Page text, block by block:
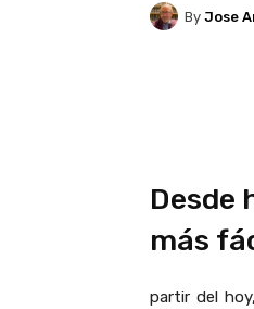
By Jose
Desde
más
partir del